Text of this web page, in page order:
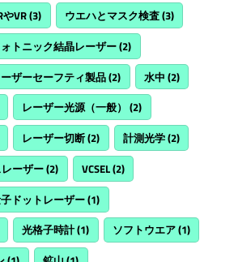
やVR(3) ウエハとマスク検査(3)
トニック結晶レーザー(2)
ザーセーフティ製品(2) 水中 (2)
レーザー光源（一般） (2)
レーザー切断(2) 計測光学(2)
ーザー(2) VCSEL(2)
ドットレーザー(1)
光格子時計(1) ソフトウエア(1)